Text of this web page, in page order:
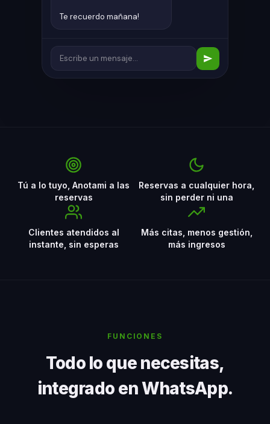
Te recuerdo mañana!
Escribe un mensaje...
Tú a lo tuyo, Anotami a las
reservas
Reservas a cualquier hora,
sin perder ni una
Clientes atendidos al
instante, sin esperas
Más citas, menos gestión,
más ingresos
FUNCIONES
Todo lo que necesitas,
integrado en WhatsApp.